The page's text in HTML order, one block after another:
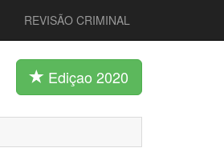
REVISÃO CRIMINAL
Ediçao 2020